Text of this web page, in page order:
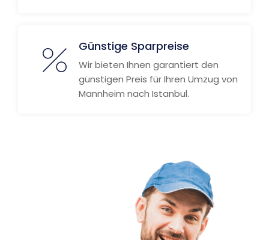
Günstige Sparpreise
Wir bieten Ihnen garantiert den
günstigen Preis für Ihren Umzug von
Mannheim nach Istanbul.